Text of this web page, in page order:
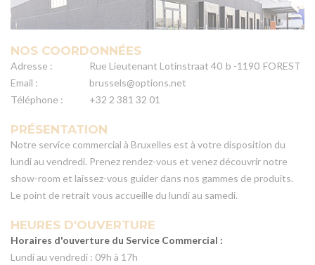
NOS COORDONNÉES
Adresse : Rue Lieutenant Lotinstraat 40 b -1190 FOREST
Email :
brussels@options.net
Téléphone :
+32 2 381 32 01
PRÉSENTATION
Notre service commercial à Bruxelles est à votre disposition du
lundi au vendredi. Prenez rendez-vous et venez découvrir notre
show-room et laissez-vous guider dans nos gammes de produits.
Le point de retrait vous accueille du lundi au samedi.
HEURES D'OUVERTURE
Horaires d'ouverture du Service Commercial :
Lundi au vendredi : 09h à 17h